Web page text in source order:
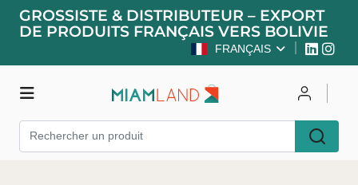
GROSSISTE & DISTRIBUTEUR – EXPORT
DE PRODUITS FRANÇAIS VERS BOLIVIE
FRANÇAIS
Boutique